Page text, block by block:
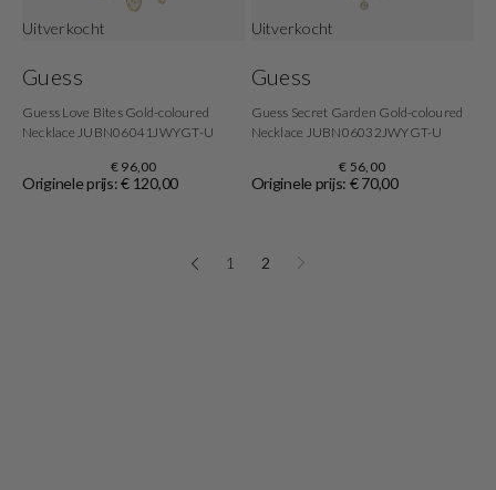
Uitverkocht
Guess
Guess Love Bites Gold-coloured
Necklace JUBN06041JWYGT-U
€ 96,00
Originele prijs: € 120,00
Uitverkocht
Guess
Guess Secret Garden Gold-coloured
Necklace JUBN06032JWYGT-U
€ 56,00
Originele prijs: € 70,00
1 2